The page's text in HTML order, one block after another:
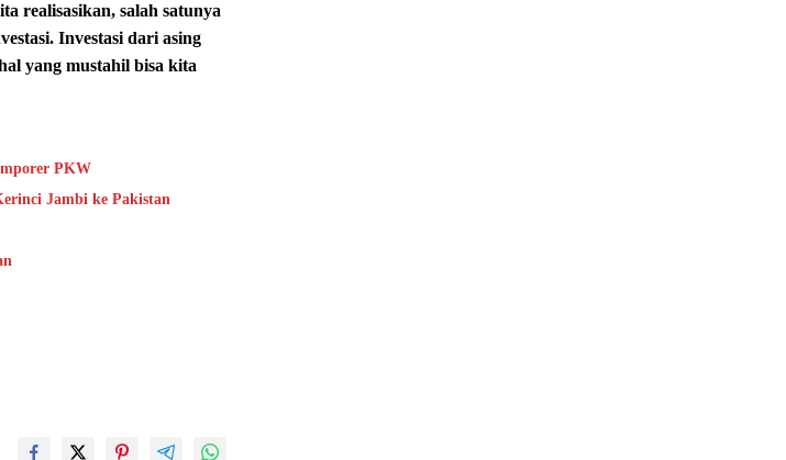
realisasikan, salah satunya
Investasi dari asing
yang mustahil bisa kita
PKW
Jambi ke Pakistan